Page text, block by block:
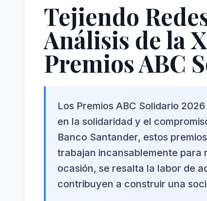
Tejiendo
Análisis de la
Premios ABC
Los Premios ABC Solidario
en la solidaridad y el
Banco Santander, estos
trabajan incansablemente para
ocasión, se resalta la labor de
contribuyen a construir una